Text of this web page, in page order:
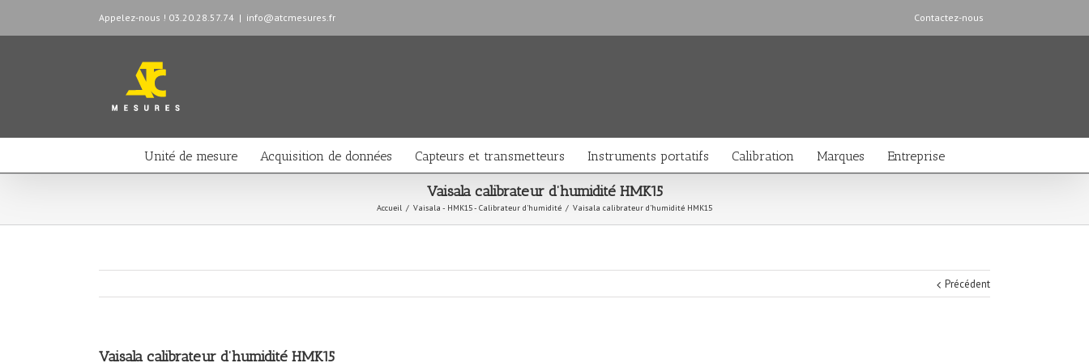
Appelez-nous ! 03.20.28.57.74 | info@atcmesures.fr Contactez-nous
Unité de mesure Acquisition de données Capteurs et transmetteurs Instruments portatifs Calibration Marques Entreprise
Vaisala calibrateur d’humidité HMK15
Accueil / Vaisala - HMK15 - Calibrateur d'humidité / Vaisala calibrateur d’humidité HMK15
Précédent
Vaisala calibrateur d’humidité HMK15